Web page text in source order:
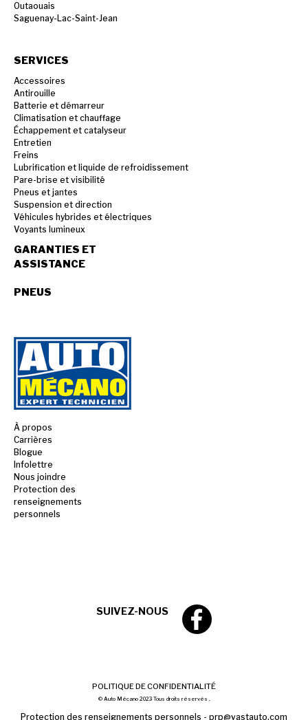
Outaouais
Saguenay-Lac-Saint-Jean
SERVICES
Accessoires
Antirouille
Batterie et démarreur
Climatisation et chauffage
Échappement et catalyseur
Entretien
Freins
Lubrification et liquide de refroidissement
Pare-brise et visibilité
Pneus et jantes
Suspension et direction
Véhicules hybrides et électriques
Voyants lumineux
GARANTIES ET
ASSISTANCE
PNEUS
À propos
Carrières
Blogue
Infolettre
Nous joindre
Protection des
renseignements
personnels
SUIVEZ-NOUS
POLITIQUE DE CONFIDENTIALITÉ
© Auto Mécano 2023 Tous droits réservés .
Protection des renseignements personnels - prp@vastauto.com